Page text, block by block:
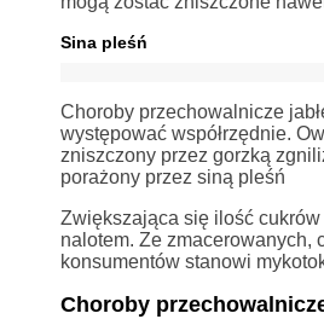
Sina pleśń
Choroby przechowalnicze
występować współrzędnie.
zniszczony przez gorzką
porażony przez siną pleśń
Zwiększająca się ilość
nalotem. Ze zmacerowanych,
konsumentów stanowi
Choroby